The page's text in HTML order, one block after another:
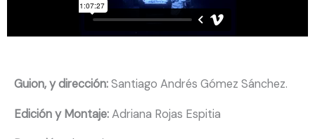
Guion,ydirección:Santiago Andrés Gómez Sánchez.
Edición y Montaje:Adriana Rojas Espitia